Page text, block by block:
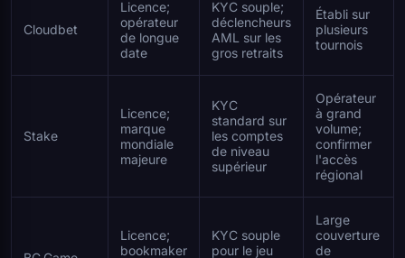
Cloudbet
Licence;
opérateur
de longue
date
KYC souple;
déclencheurs
AML sur les
gros retraits
Établi sur
plusieurs
tournois
Stake
Licence;
marque
mondiale
majeure
KYC
standard sur
les comptes
de niveau
supérieur
Opérateur
à grand
volume;
confirmer
l'accès
régional
Licence;
bookmaker
KYC souple
pour le jeu
Large
couverture
de